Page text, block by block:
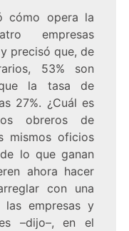
cómo opera la
empresas
precisó que, de
53% son
la tasa de
27%. ¿Cuál es
obreros de
mismos oficios
lo que ganan
ahora hacer
con una
las empresas y
–dijo–, en el